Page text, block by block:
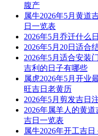
腹产
属牛2026年5月黄道
日一览表
2026年5月乔迁什么
2026年5月20日适合
2026年5月适合安装
吉利的日子有哪些
属虎2026年5月开业
旺吉日老黄历
2026年5月剪发吉日
2026年属羊人的黄
吉日一览表
属牛2026年开工吉